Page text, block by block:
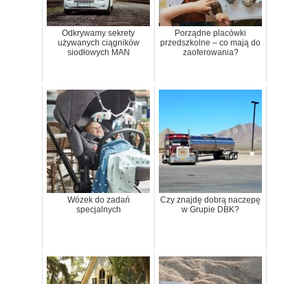
Odkrywamy sekrety
używanych ciągników
siodłowych MAN
Porządne placówki
przedszkolne – co mają do
zaoferowania?
Wózek do zadań
specjalnych
Czy znajdę dobrą naczepę
w Grupie DBK?